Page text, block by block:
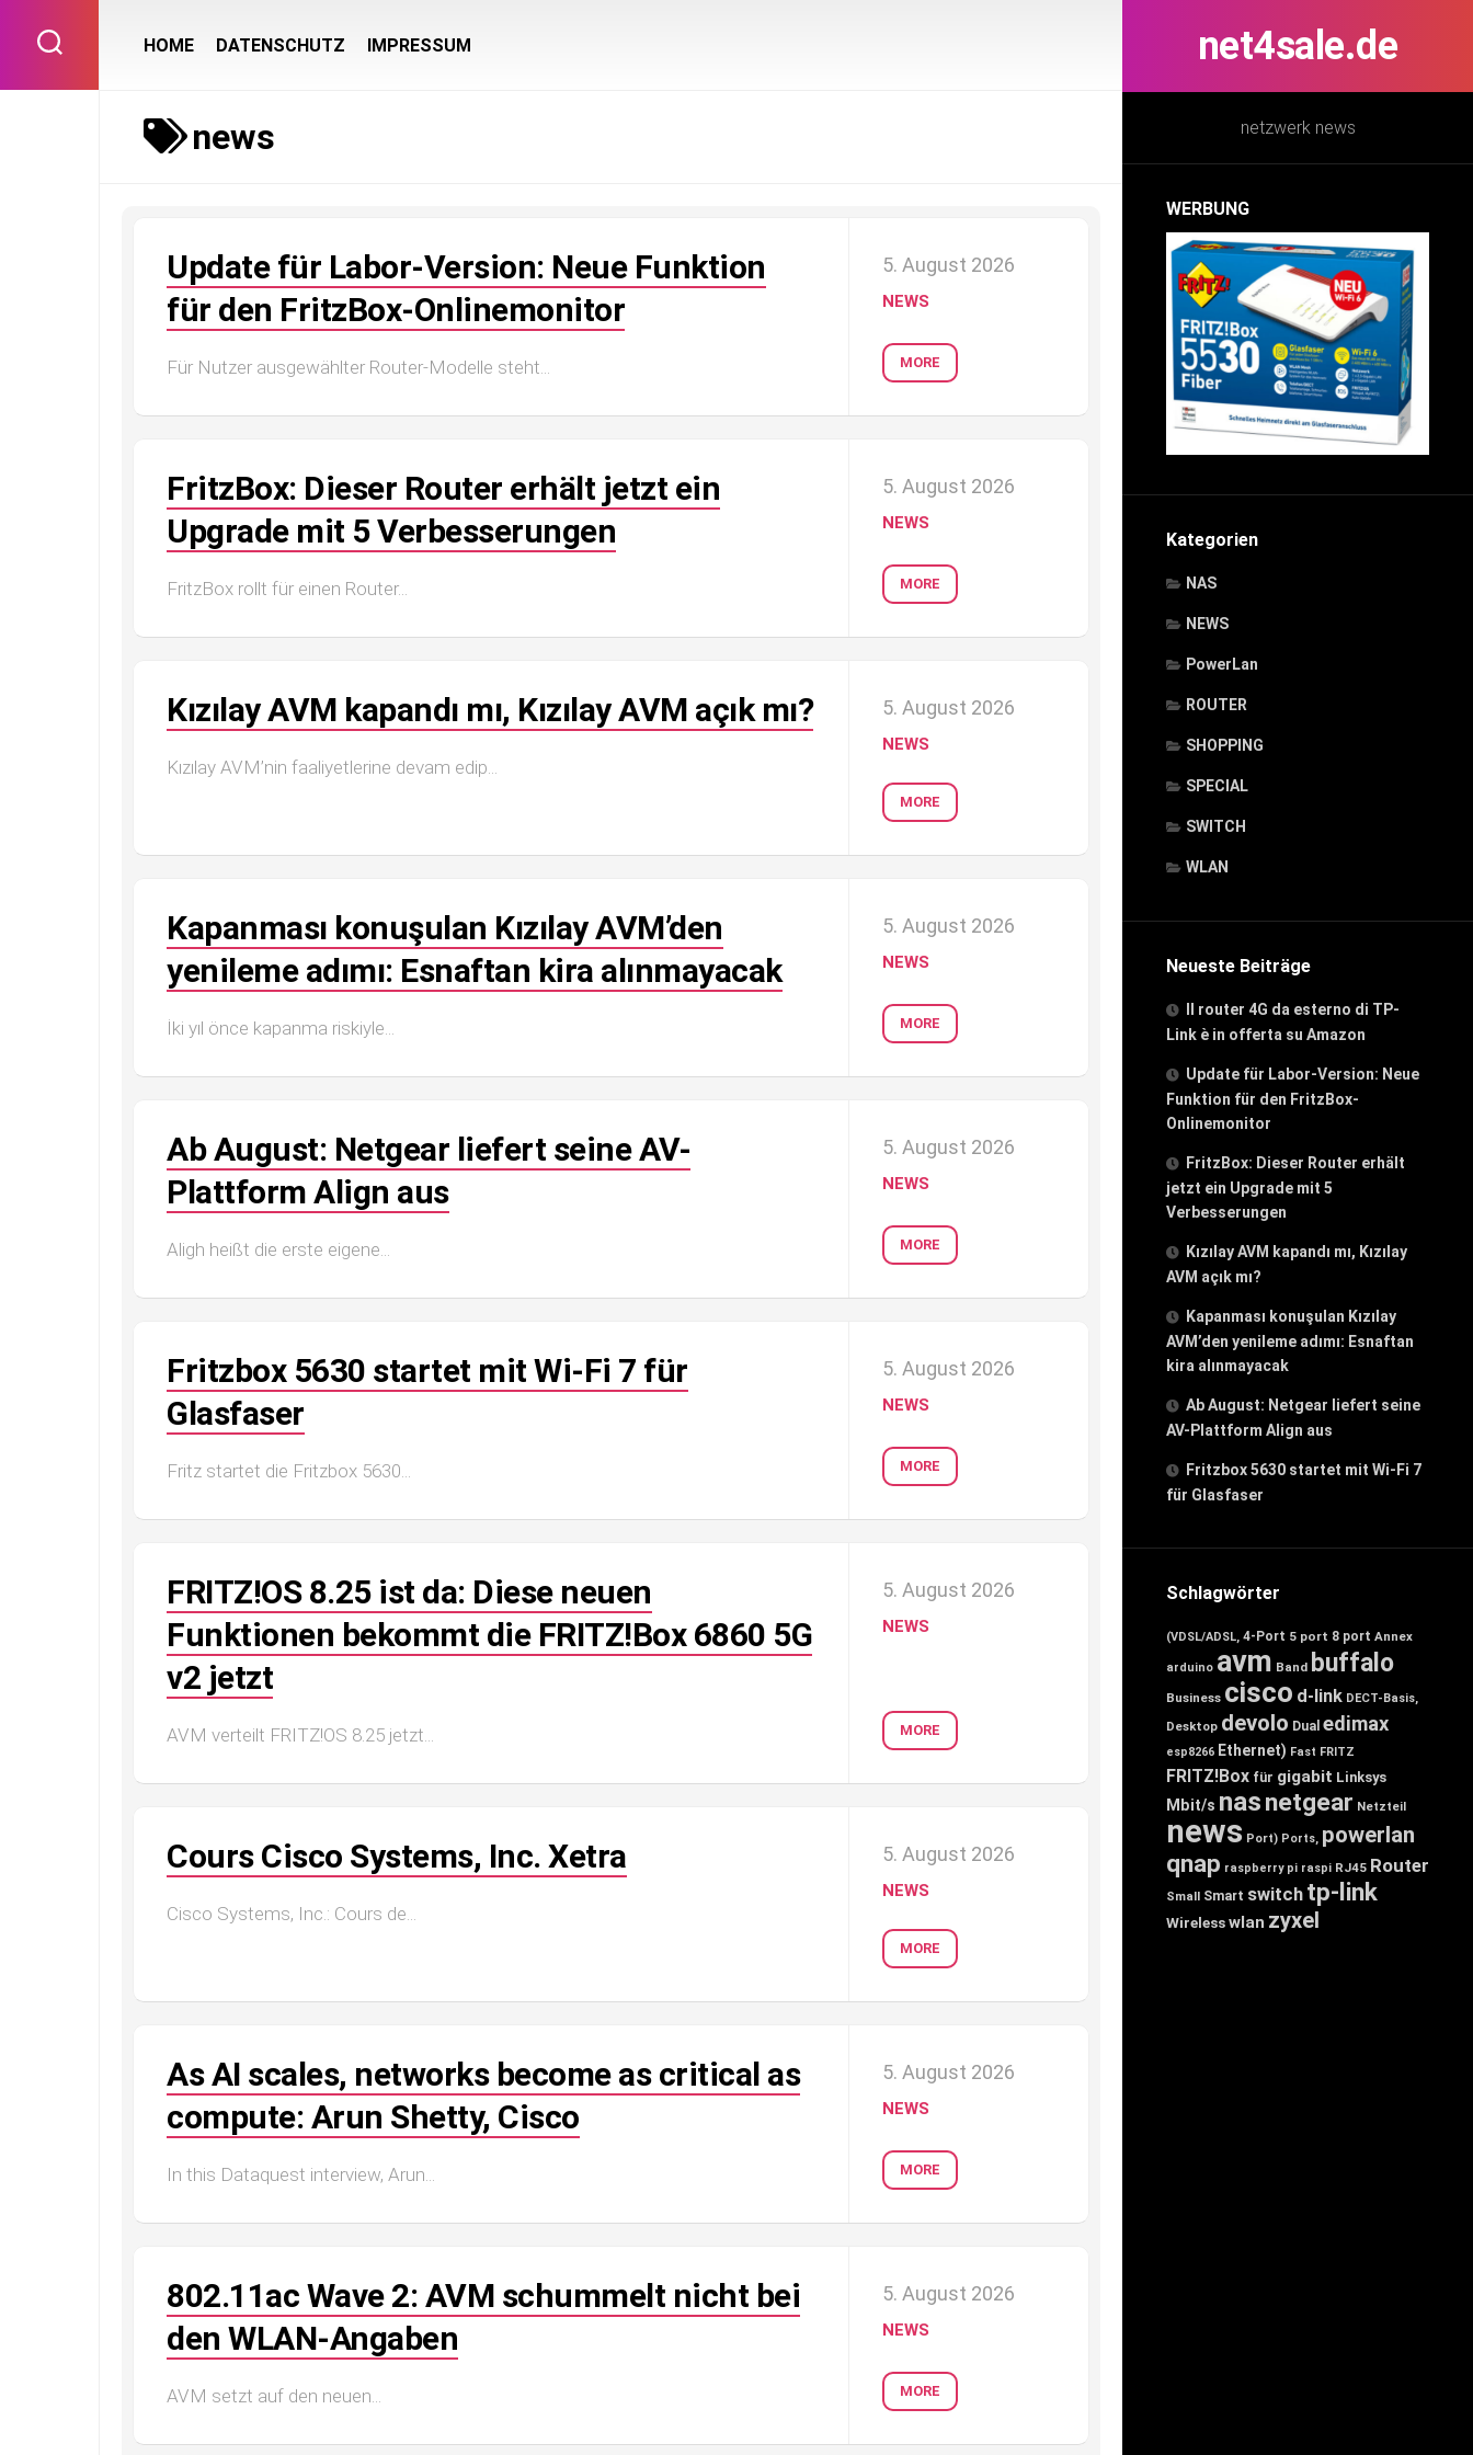
content
net4sale.de
netzwerk news
WERBUNG
Kategorien
NAS
NEWS
PowerLan
ROUTER
SHOPPING
SPECIAL
SWITCH
WLAN
Neueste Beiträge
Il router 4G da esterno di TP-
Link è in offerta su Amazon
Update für Labor-Version: Neue
Funktion für den FritzBox-
Onlinemonitor
FritzBox: Dieser Router erhält
jetzt ein Upgrade mit 5
Verbesserungen
Kızılay AVM kapandı mı, Kızılay
AVM açık mı?
Kapanması konuşulan Kızılay
AVM’den yenileme adımı: Esnaftan
kira alınmayacak
Ab August: Netgear liefert seine
AV-Plattform Align aus
Fritzbox 5630 startet mit Wi-Fi 7
für Glasfaser
Schlagwörter
(VDSL/ADSL, 4-Port 5 port 8 port Annex
arduino avm Band buffalo
Business cisco d-link DECT-Basis,
Desktop devolo Dual edimax
esp8266 Ethernet) Fast FRITZ
FRITZ!Box für gigabit Linksys
Mbit/s nasnetgear Netzteil
news Port) Ports, powerlan
qnap raspberry pi raspi RJ45 Router
Small Smart switch tp-link
Wirelesswlan zyxel
HOME DATENSCHUTZ IMPRESSUM
news
Update für Labor-Version: Neue Funktion
für den FritzBox-Onlinemonitor
Für Nutzer ausgewählter Router-Modelle steht...
5. August 2026
NEWS
MORE
FritzBox: Dieser Router erhält jetzt ein
Upgrade mit 5 Verbesserungen
FritzBox rollt für einen Router...
5. August 2026
NEWS
MORE
Kızılay AVM kapandı mı, Kızılay AVM açık mı?
Kızılay AVM’nin faaliyetlerine devam edip...
5. August 2026
NEWS
MORE
Kapanması konuşulan Kızılay AVM’den
yenileme adımı: Esnaftan kira alınmayacak
İki yıl önce kapanma riskiyle...
5. August 2026
NEWS
MORE
Ab August: Netgear liefert seine AV-
Plattform Align aus
Aligh heißt die erste eigene...
5. August 2026
NEWS
MORE
Fritzbox 5630 startet mit Wi-Fi 7 für
Glasfaser
Fritz startet die Fritzbox 5630...
5. August 2026
NEWS
MORE
FRITZ!OS 8.25 ist da: Diese neuen
Funktionen bekommt die FRITZ!Box 6860 5G
v2 jetzt
AVM verteilt FRITZ!OS 8.25 jetzt...
5. August 2026
NEWS
MORE
Cours Cisco Systems, Inc. Xetra
Cisco Systems, Inc.: Cours de...
5. August 2026
NEWS
MORE
As AI scales, networks become as critical as
compute: Arun Shetty, Cisco
In this Dataquest interview, Arun...
5. August 2026
NEWS
MORE
802.11ac Wave 2: AVM schummelt nicht bei
den WLAN-Angaben
AVM setzt auf den neuen...
5. August 2026
NEWS
MORE